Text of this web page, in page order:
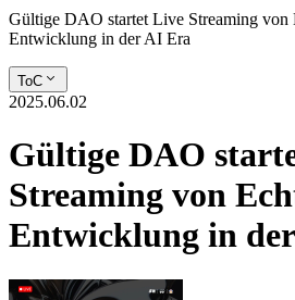
Gültige DAO startet Live Streaming von
Entwicklung in der AI Era
ToC
2025.06.02
Gültige DAO
Streaming von
Entwicklung in